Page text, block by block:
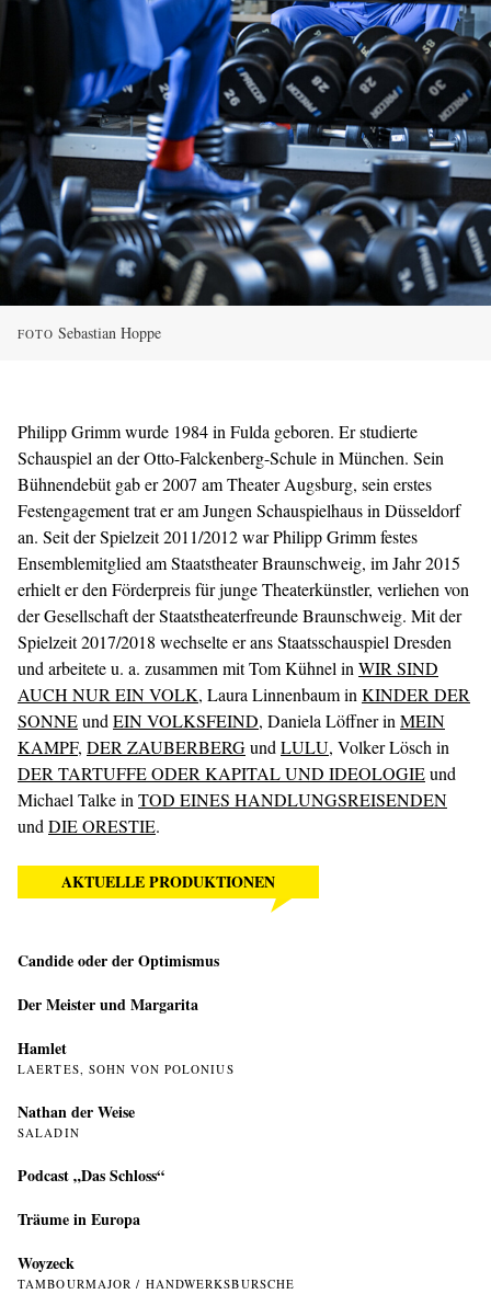
FOTO Sebastian Hoppe
Philipp Grimm wurde 1984 in Fulda geboren. Er studierte
Schauspiel an der Otto-Falckenberg-Schule in München. Sein
Bühnendebüt gab er 2007 am Theater Augsburg, sein erstes
Festengagement trat er am Jungen Schauspielhaus in Düsseldorf
an. Seit der Spielzeit 2011/2012 war Philipp Grimm festes
Ensemblemitglied am Staatstheater Braunschweig, im Jahr 2015
erhielt er den Förderpreis für junge Theaterkünstler, verliehen von
der Gesellschaft der Staatstheaterfreunde Braunschweig. Mit der
Spielzeit 2017/2018 wechselte er ans Staatsschauspiel Dresden
und arbeitete u. a. zusammen mit Tom Kühnel in WIR SIND
AUCH NUR EIN VOLK, Laura Linnenbaum in KINDER DER
SONNEund EIN VOLKSFEIND, Daniela Löffner in MEIN
KAMPF, DER ZAUBERBERGund LULU, Volker Lösch in
DER TARTUFFE ODER KAPITAL UND IDEOLOGIEund
Michael Talke in TOD EINES HANDLUNGSREISENDEN
und DIE ORESTIE.
AKTUELLE PRODUKTIONEN
Candide oder der Optimismus
Der Meister und Margarita
Hamlet
LAERTES, SOHN VON POLONIUS
Nathan der Weise
SALADIN
Podcast „Das Schloss“
Träume in Europa
Woyzeck
TAMBOURMAJOR / HANDWERKSBURSCHE